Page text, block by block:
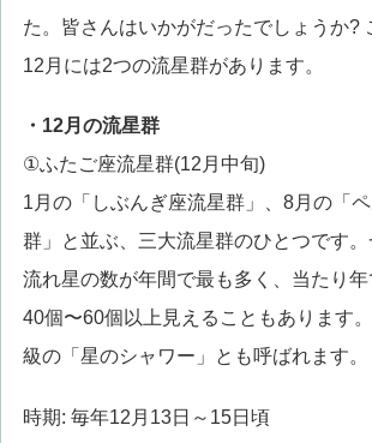
た。皆さんはいかがだったでしょうか?
12月には2つの流星群があります。
・12月の流星群
①ふたご座流星群(12月中旬)
1月の「しぶんぎ座流星群」、8月の「
群」と並ぶ、三大流星群のひとつです
流れ星の数が年間で最も多く、当たり
40個〜60個以上見えることもあります
級の「星のシャワー」とも呼ばれます。
時期: 毎年12月13日～15日頃